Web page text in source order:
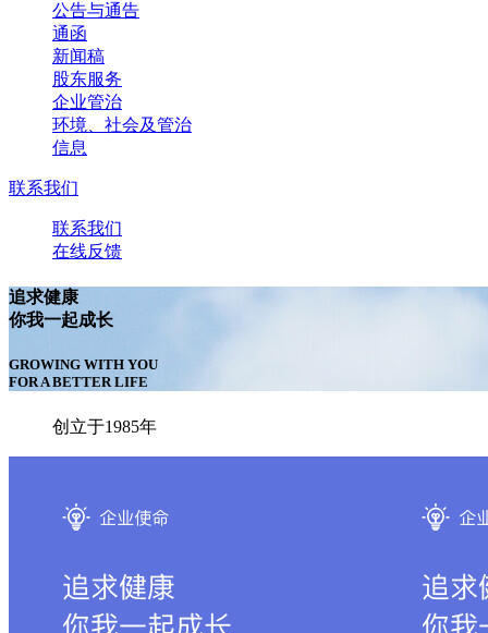
公告与通告
通函
新闻稿
股东服务
企业管治
环境、社会及管治
信息
联系我们
联系我们
在线反馈
追求健康
你我一起成长
GROWING WITH YOU
FOR A BETTER LIFE
创立于1985年